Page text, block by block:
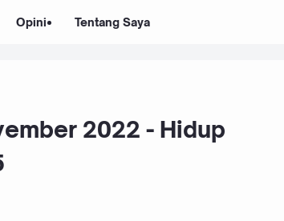
Opini Tentang Saya
2022 - Hidup